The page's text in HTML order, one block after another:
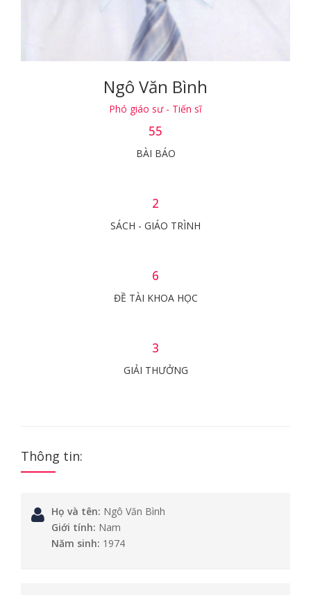
Ngô Văn Bình
Phó giáo sư - Tiến sĩ
55
BÀI BÁO
2
SÁCH - GIÁO TRÌNH
6
ĐỀ TÀI KHOA HỌC
3
GIẢI THƯỞNG
Thông tin:
Họ và tên: Ngô Văn Bình
Giới tính: Nam
Năm sinh: 1974